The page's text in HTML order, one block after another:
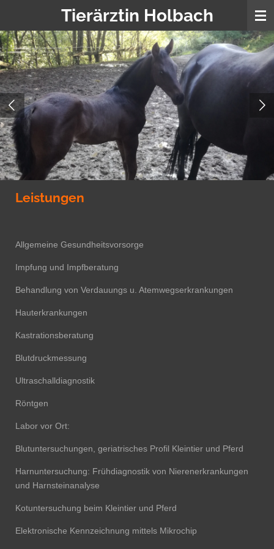
springen
Tierärztin Holbach
Leistungen
Allgemeine Gesundheitsvorsorge
Impfung und Impfberatung
Behandlung von Verdauungs u. Atemwegserkrankungen
Hauterkrankungen
Kastrationsberatung
Blutdruckmessung
Ultraschalldiagnostik
Röntgen
Labor vor Ort:
Blutuntersuchungen, geriatrisches Profil Kleintier und Pferd
Harnuntersuchung: Frühdiagnostik von Nierenerkrankungen
und Harnsteinanalyse
Kotuntersuchung beim Kleintier und Pferd
Elektronische Kennzeichnung mittels Mikrochip